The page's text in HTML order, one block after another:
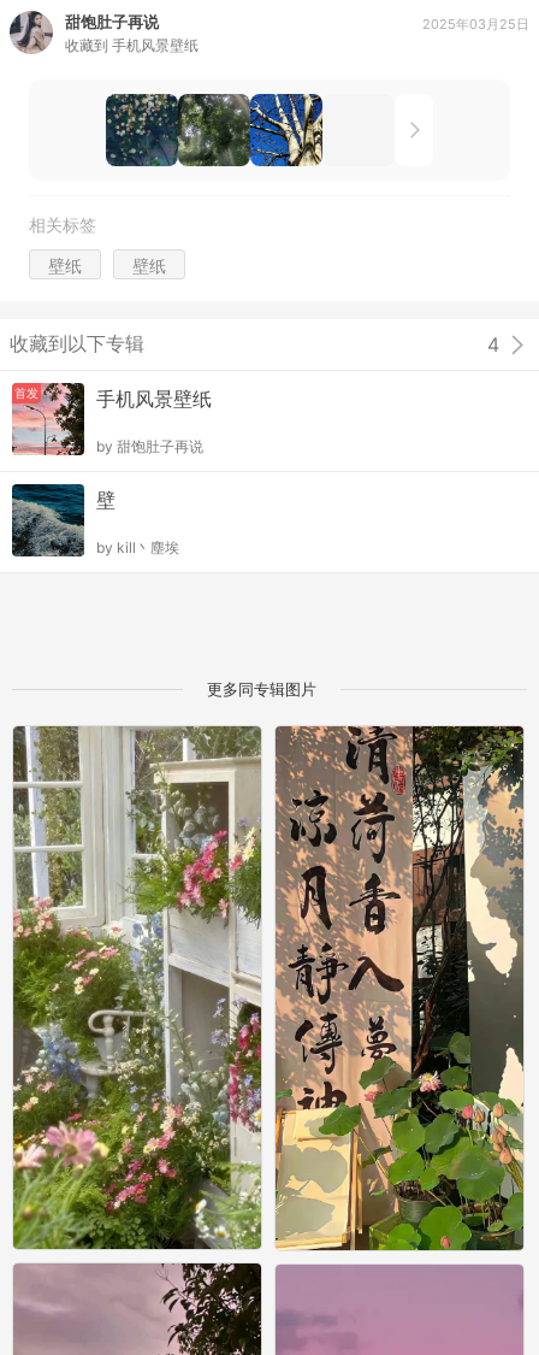
甜饱肚子再说
收藏到 手机风景壁纸
2025年03月25日
相关标签
壁纸 壁纸
收藏到以下专辑 4
首发 手机风景壁纸
by 甜饱肚子再说
壁
by kill丶塵埃
更多同专辑图片
0